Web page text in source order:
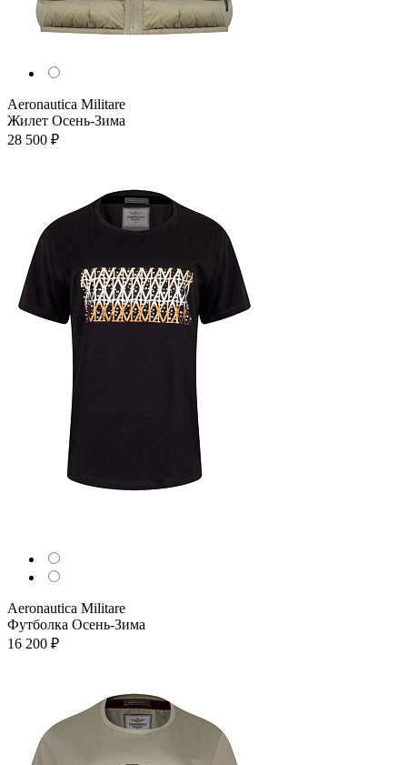
Aeronautica Militare
Жилет Осень-Зима
28 500 ₽
Aeronautica Militare
Футболка Осень-Зима
16 200 ₽